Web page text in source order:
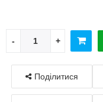
Поділитися